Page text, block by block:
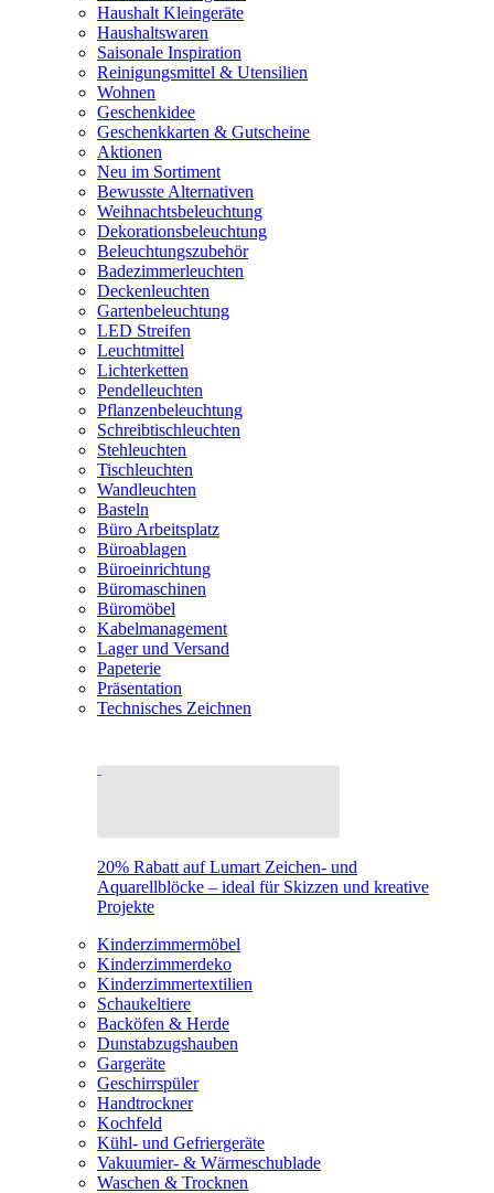
Haushalt Kleingeräte
Haushaltswaren
Saisonale Inspiration
Reinigungsmittel & Utensilien
Wohnen
Geschenkidee
Geschenkkarten & Gutscheine
Aktionen
Neu im Sortiment
Bewusste Alternativen
Weihnachtsbeleuchtung
Dekorationsbeleuchtung
Beleuchtungszubehör
Badezimmerleuchten
Deckenleuchten
Gartenbeleuchtung
LED Streifen
Leuchtmittel
Lichterketten
Pendelleuchten
Pflanzenbeleuchtung
Schreibtischleuchten
Stehleuchten
Tischleuchten
Wandleuchten
Basteln
Büro Arbeitsplatz
Büroablagen
Büroeinrichtung
Büromaschinen
Büromöbel
Kabelmanagement
Lager und Versand
Papeterie
Präsentation
Technisches Zeichnen
20% Rabatt auf Lumart Zeichen- und
Aquarellblöcke – ideal für Skizzen und kreative
Projekte
Kinderzimmermöbel
Kinderzimmerdeko
Kinderzimmertextilien
Schaukeltiere
Backöfen & Herde
Dunstabzugshauben
Gargeräte
Geschirrspüler
Handtrockner
Kochfeld
Kühl- und Gefriergeräte
Vakuumier- & Wärmeschublade
Waschen & Trocknen